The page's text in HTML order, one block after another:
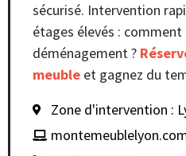
sécurisé. Intervention
étages élevés :
déménagement ?
meuble et gagnez du
Zone d'intervention :